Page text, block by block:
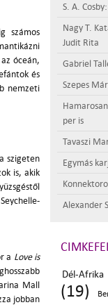
számos
óceán,
és
nemzeti
szigeten
is, akik
a Love is
Mall
jobban
S. A.
Nagy T.
Judit Rita
Gabriel
Szepes
per is
Tavaszi
Egymás
Alexander
Dél-
(19)